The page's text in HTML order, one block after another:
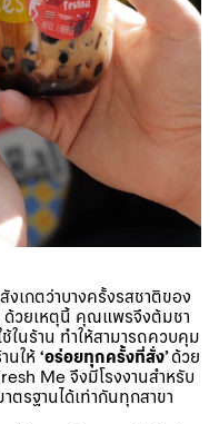
งเกตว่าบางครั้งรสชาติของ
ด้วยเหตุนี้ คุณแพรจึงต้มชา
ในร้าน ทำให้สามารถควบคุม
นให้ ‘อร่อยทุกครั้งที่สั่ง’ด้วย
Me จึงมีโรงงานสำหรับ
ตรฐานได้เท่ากันทุกสาขา